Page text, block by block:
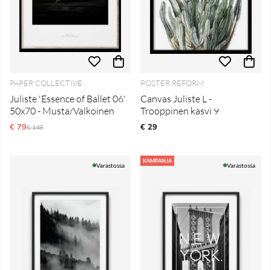
PAPER COLLECTIVE
Juliste 'Essence of Ballet 06'
50x70 - Musta/Valkoinen
€ 79Normaali hinta
€ 149
POSTER REFORM
Canvas Juliste L -
Trooppinen kasvi 9
€ 29
Varastossa
KAMPANJA
Varastossa